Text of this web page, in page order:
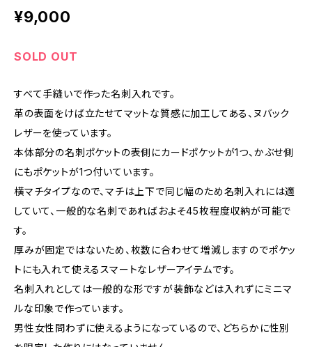
¥9,000
SOLD OUT
すべて手縫いで作った名刺入れです。
革の表面をけば立たせてマットな質感に加工してある、ヌバック
レザーを使っています。
本体部分の名刺ポケットの表側にカードポケットが1つ、かぶせ側
にもポケットが1つ付いています。
横マチタイプなので、マチは上下で同じ幅のため名刺入れには適
していて、一般的な名刺であればおよそ45枚程度収納が可能で
す。
厚みが固定ではないため、枚数に合わせて増減しますのでポケッ
トにも入れて使えるスマートなレザーアイテムです。
名刺入れとしては一般的な形ですが装飾などは入れずにミニマ
ルな印象で作っています。
男性女性問わずに使えるようになっているので、どちらかに性別